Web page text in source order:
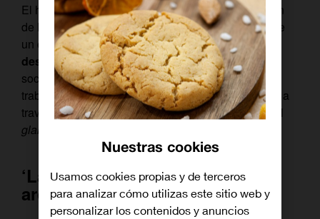
El humor ácido es la mejor arma de esta adaptación
de la novela de Aravind Adiga. Cuenta la historia de
un chico de pueblo que, sin otra cualidad que su
desvergonzada ambición, consigue escalar
socialmente a costa de la rica familia para la que
trabaja. Una producción india de Netflix, disponible a
través deOrange TV, que poco tiene que ver con el
glamour
‘La excavación’, tesoros
arqueológicos
Nuestras cookies
Usamos cookies propias y de terceros
para analizar cómo utilizas este sitio web y
personalizar los contenidos y anuncios